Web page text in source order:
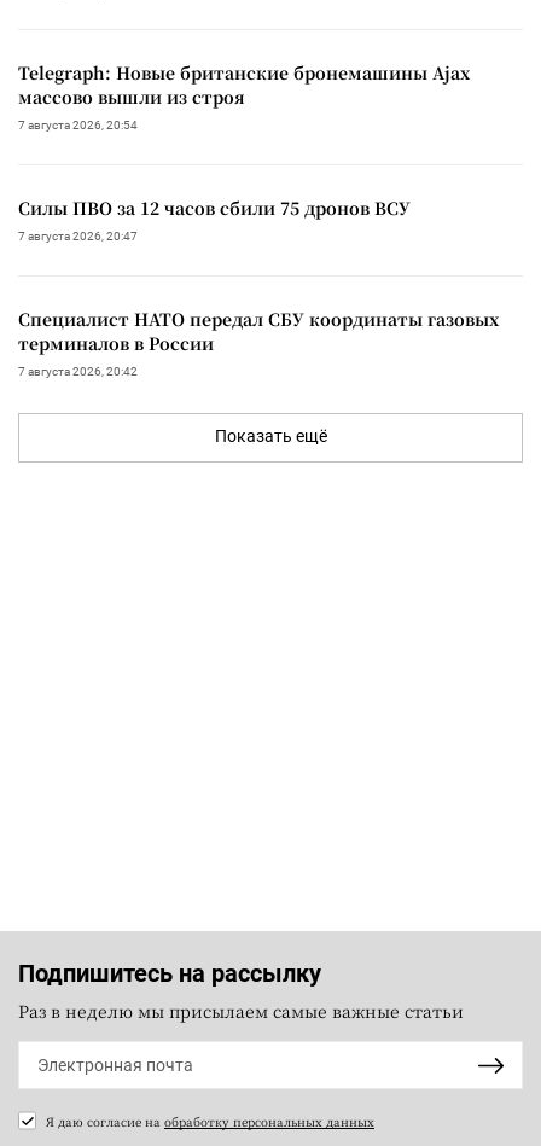
Telegraph: Новые британские бронемашины Ajax
массово вышли из строя
7 августа 2026, 20:54
Силы ПВО за 12 часов сбили 75 дронов ВСУ
7 августа 2026, 20:47
Специалист НАТО передал СБУ координаты газовых
терминалов в России
7 августа 2026, 20:42
Показать ещё
Подпишитесь на рассылку
Раз в неделю мы присылаем самые важные статьи
Я даю согласие на обработку персональных данных